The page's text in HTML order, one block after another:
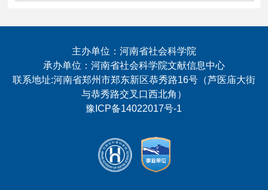
主办单位：河南省社会科学院
承办单位：河南省社会科学院文献信息中心
联系地址:河南省郑州市郑东新区恭秀路16号（芦医庙大街
与恭秀路交叉口西北角）
豫ICP备14022017号-1